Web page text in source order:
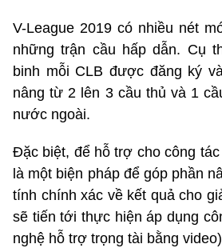
V-League 2019 có nhiều nét
những trận cầu hấp dẫn. Cụ
binh mỗi CLB được đăng ký
nâng từ 2 lên 3 cầu thủ và 1
nước ngoài.
Đặc biệt, để hỗ trợ cho công
là một biện pháp để góp phần
tính chính xác về kết quả cho
sẽ tiến tới thực hiện áp dụng
nghệ hỗ trợ trọng tài bằng